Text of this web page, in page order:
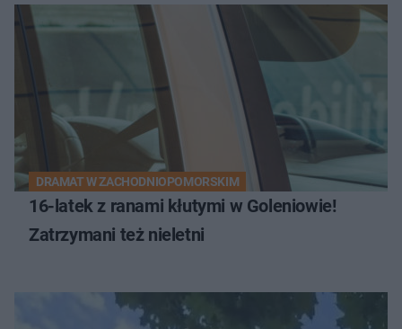
DRAMAT W ZACHODNIOPOMORSKIM
16-latek z ranami kłutymi w Goleniowie!
Zatrzymani też nieletni